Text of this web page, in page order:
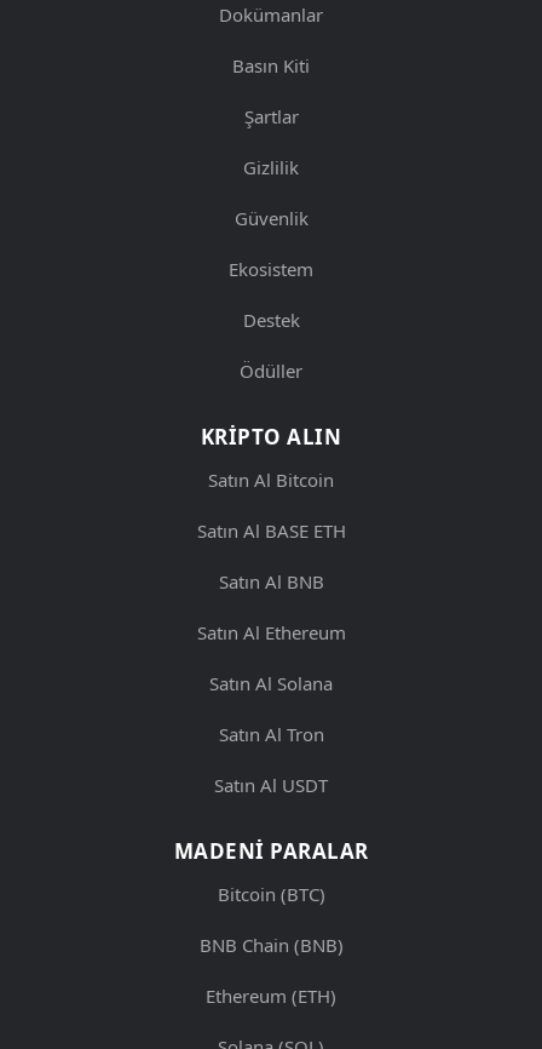
Dokümanlar
Basın Kiti
Şartlar
Gizlilik
Güvenlik
Ekosistem
Destek
Ödüller
KRIPTO ALIN
Satın Al Bitcoin
Satın Al BASE ETH
Satın Al BNB
Satın Al Ethereum
Satın Al Solana
Satın Al Tron
Satın Al USDT
MADENI PARALAR
Bitcoin (BTC)
BNB Chain (BNB)
Ethereum (ETH)